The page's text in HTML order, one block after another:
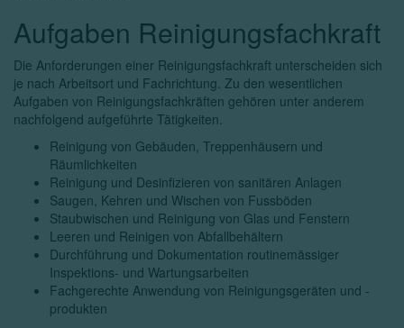
Aufgaben Reinigungsfachkraft
Die Anforderungen einer Reinigungsfachkraft unterscheiden sich
je nach Arbeitsort und Fachrichtung. Zu den wesentlichen
Aufgaben von Reinigungsfachkräften gehören unter anderem
nachfolgend aufgeführte Tätigkeiten.
Reinigung von Gebäuden, Treppenhäusern und
Räumlichkeiten
Reinigung und Desinfizieren von sanitären Anlagen
Saugen, Kehren und Wischen von Fussböden
Staubwischen und Reinigung von Glas und Fenstern
Leeren und Reinigen von Abfallbehältern
Durchführung und Dokumentation routinemässiger
Inspektions- und Wartungsarbeiten
Fachgerechte Anwendung von Reinigungsgeräten und -
produkten